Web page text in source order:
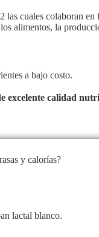
cuales colaboran
alimentos, la
a bajo costo.
calidad
y calorías?
lactal blanco.